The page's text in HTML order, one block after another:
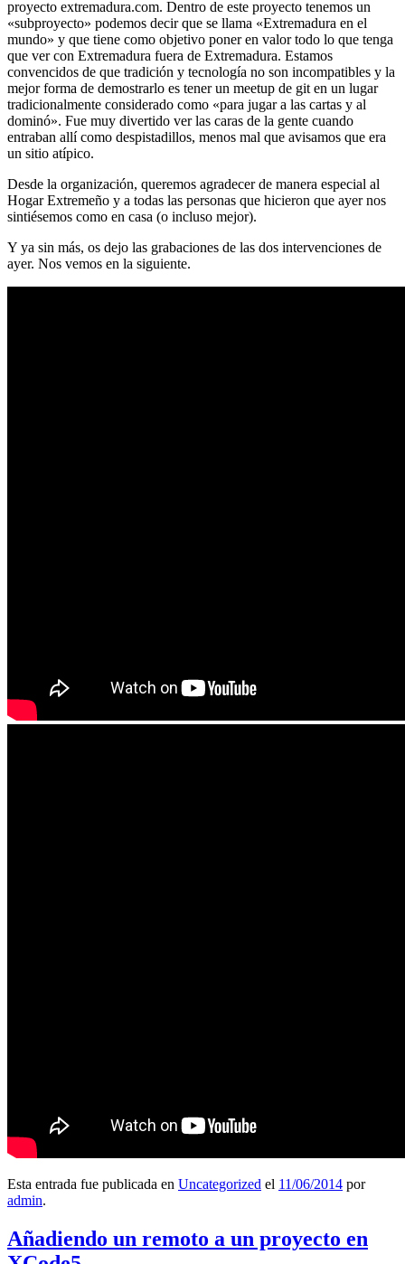
proyecto extremadura.com. Dentro de este proyecto tenemos un
«subproyecto» podemos decir que se llama «Extremadura en el
mundo» y que tiene como objetivo poner en valor todo lo que tenga
que ver con Extremadura fuera de Extremadura. Estamos
convencidos de que tradición y tecnología no son incompatibles y la
mejor forma de demostrarlo es tener un meetup de git en un lugar
tradicionalmente considerado como «para jugar a las cartas y al
dominó». Fue muy divertido ver las caras de la gente cuando
entraban allí como despistadillos, menos mal que avisamos que era
un sitio atípico.
Desde la organización, queremos agradecer de manera especial al
Hogar Extremeño y a todas las personas que hicieron que ayer nos
sintiésemos como en casa (o incluso mejor).
Y ya sin más, os dejo las grabaciones de las dos intervenciones de
ayer. Nos vemos en la siguiente.
Esta entrada fue publicada en Uncategorized el 11/06/2014 por
admin.
Añadiendo un remoto a un proyecto en